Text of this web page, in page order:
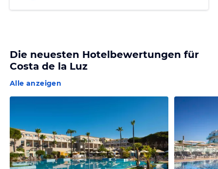
Die neuesten Hotelbewertungen für
Costa de la Luz
Alle anzeigen